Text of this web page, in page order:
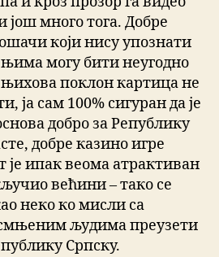
много тога. Добре
који нису упознати
могу бити неугодно
поклон картица не
ја сам 100% сигуран да је
добро за Републику
добре казино игре
је ипак веома атрактиван
већини – тако се
неко ко мисли са
људима преузети
Српску.